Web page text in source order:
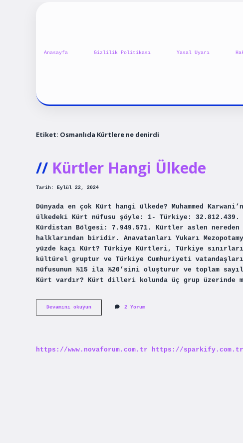
Anasayfa Gizlilik Politikası Yasal Uyarı
Etiket: Osmanlıda Kürtlere ne denirdi
Kürtler Hangi Ülkede
Tarih: Eylül 22, 2024
Dünyada en çok Kürt hangi ülkede? Muhammed
ülkedeki Kürt nüfusu şöyle: 1- Türkiye:
Kürdistan Bölgesi: 7.949.571. Kürtler aslen
halklarından biridir. Anavatanları Yukarı
yüzde kaçı Kürt? Türkiye Kürtleri, Türkiye
kültürel gruptur ve Türkiye Cumhuriyeti
nüfusunun %15 ila %20’sini oluşturur ve toplam
Kürt vardır? Kürt dilleri kolunda üç grup üzerinde
Devamını okuyunKürtler
Hangi
2 Yorum
https://www.novaforum.com.tr https://sparkify.com.tr